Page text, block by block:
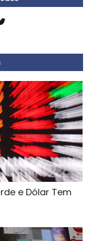
e Dólar Tem